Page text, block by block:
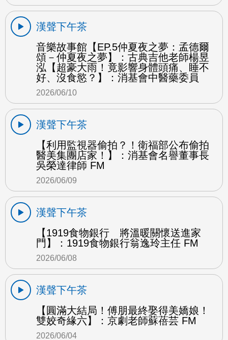
漢聲下午茶
音樂故事館【EP.5仲夏夜之夢：孟德爾
頌－仲夏夜之夢】：古典吉他老師楊昱
泓【超豪大雨！竟影響身體頭痛、睡不
好、沒食慾？】：消基會中醫藥委員
2026/06/10
漢聲下午茶
【利用監視器偷拍？！衛福部公布偷拍
醫美集團店家！】：消基會名譽董事長
吳榮達律師 FM
2026/06/09
漢聲下午茶
【1919食物銀行 將溫暖關懷送進家
門】：1919食物銀行翁逸玲主任 FM
2026/06/08
漢聲下午茶
【圓滿大結局！傅朋最終娶得美嬌娘！
雙姣奇緣六】：京劇老師蘇蓓芸 FM
2026/06/04